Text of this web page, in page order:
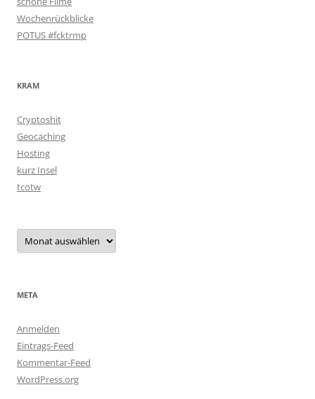
Wochenrückblicke
POTUS #fcktrmp
KRAM
Cryptoshit
Geocaching
Hosting
kurz Insel
tcotw
Archiv
META
Anmelden
Eintrags-Feed
Kommentar-Feed
WordPress.org